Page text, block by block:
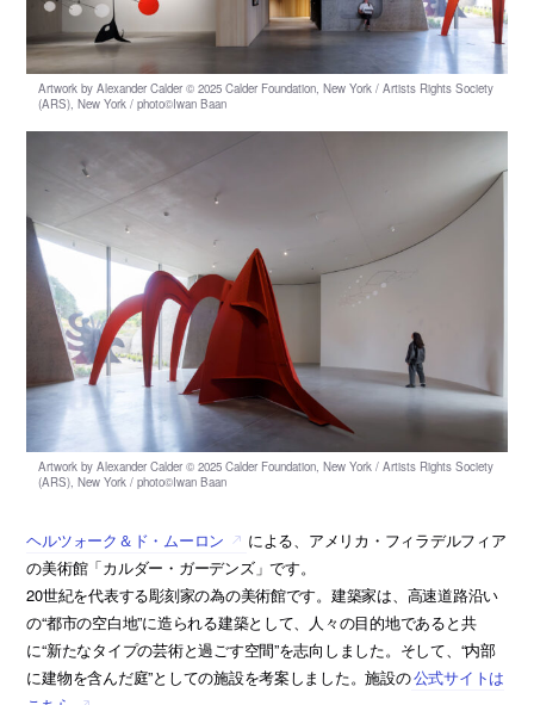
ヘルツォーク＆ド・ムーロン
による、アメリカ・フィラデルフィア
の美術館「カルダー・ガーデンズ」です。
20世紀を代表する彫刻家の為の美術館です。建築家は、高速道路沿い
の“都市の空白地”に造られる建築として、人々の目的地であると共
に“新たなタイプの芸術と過ごす空間”を志向しました。そして、“内部
に建物を含んだ庭”としての施設を考案しました。施設の公式サイトは